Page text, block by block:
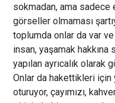
sokmadan, ama sadece
görseller olmaması
toplumda onlar da var
insan, yaşamak hakkına
yapılan ayrıcalık
Onlar da hakettikleri için
oturuyor, çayımızı,